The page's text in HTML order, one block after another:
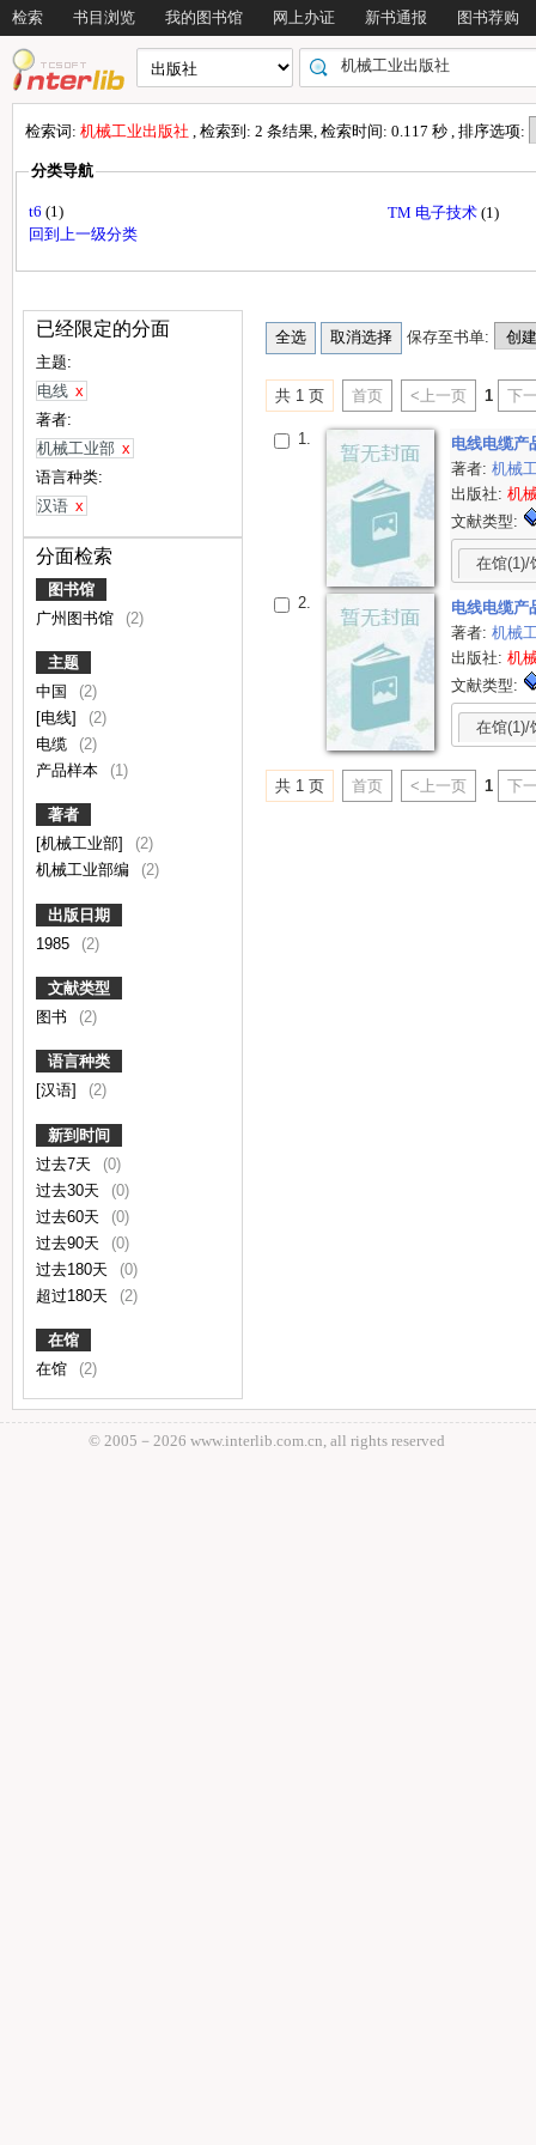
检索 书目浏览 我的图书馆 网上办证 新书通报 图书荐购
检索词: 机械工业出版社 , 检索到: 2 条结果, 检索时间: 0.117 秒 , 排序选项:
分类导航
t6 (1) TM 电子技术 (1)
回到上一级分类
已经限定的分面
主题:
电线 x
著者:
机械工业部 x
语言种类:
汉语 x
分面检索
图书馆
广州图书馆
(2)
主题
中国
(2)
[电线]
(2)
电缆
(2)
产品样本
(1)
著者
[机械工业部]
(2)
机械工业部编
(2)
出版日期
1985
(2)
文献类型
图书
(2)
语言种类
[汉语]
(2)
新到时间
过去7天
(0)
过去30天
(0)
过去60天
(0)
过去90天
(0)
过去180天
(0)
超过180天
(2)
在馆
在馆
(2)
保存至书单:
共 1 页 首页 <上一页 1 下
1.
电线电缆产
著者:机械
出版社:机
文献类型:
在馆(1)/
2.
电线电缆产
著者:机械
出版社:机
文献类型:
在馆(1)/
共 1 页 首页 <上一页 1 下
© 2005－ 2026 www.interlib.com.cn, all rights reserved